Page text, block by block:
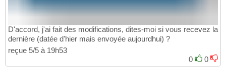
D'accord, j'ai fait des modifications, dites-moi si vous recevez la
dernière (datée d'hier mais envoyée aujourdhui) ?
reçue 5/5 à 19h53
0
0